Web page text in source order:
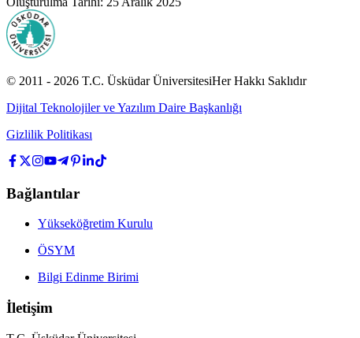
© 2011 - 2026 T.C. Üsküdar ÜniversitesiHer Hakkı Saklıdır
Dijital Teknolojiler ve Yazılım Daire Başkanlığı
Gizlilik Politikası
Bağlantılar
Yükseköğretim Kurulu
ÖSYM
Bilgi Edinme Birimi
İletişim